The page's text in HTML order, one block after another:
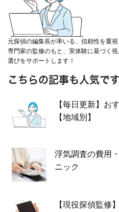
元探偵の編集長が率いる、信頼性を重
専門家の監修のもと、実体験に基づく
選びをサポートします！
こちらの記事も人気です
【毎日更新】お
【地域別】
浮気調査の費用
ニック
【現役探偵監修